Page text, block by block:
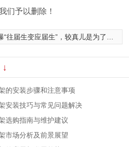
们予以删除！
往届生变应届生”，较真儿是为了公平
的安装步骤和注意事项
安装技巧与常见问题解决
选购指南与维护建议
市场分析及前景展望